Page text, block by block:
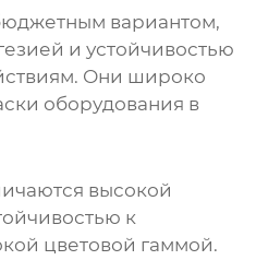
вариантом,
и устойчивостью
Они широко
оборудования в
высокой
к
цветовой гаммой.